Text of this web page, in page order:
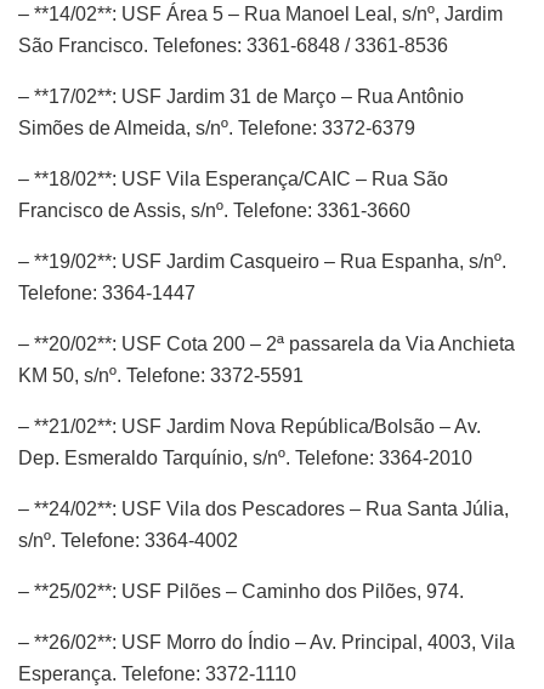
– **14/02**: USF Área 5 – Rua Manoel Leal, s/nº, Jardim
São Francisco. Telefones: 3361-6848 / 3361-8536
– **17/02**: USF Jardim 31 de Março – Rua Antônio
Simões de Almeida, s/nº. Telefone: 3372-6379
– **18/02**: USF Vila Esperança/CAIC – Rua São
Francisco de Assis, s/nº. Telefone: 3361-3660
– **19/02**: USF Jardim Casqueiro – Rua Espanha, s/nº.
Telefone: 3364-1447
– **20/02**: USF Cota 200 – 2ª passarela da Via Anchieta
KM 50, s/nº. Telefone: 3372-5591
– **21/02**: USF Jardim Nova República/Bolsão – Av.
Dep. Esmeraldo Tarquínio, s/nº. Telefone: 3364-2010
– **24/02**: USF Vila dos Pescadores – Rua Santa Júlia,
s/nº. Telefone: 3364-4002
– **25/02**: USF Pilões – Caminho dos Pilões, 974.
– **26/02**: USF Morro do Índio – Av. Principal, 4003, Vila
Esperança. Telefone: 3372-1110